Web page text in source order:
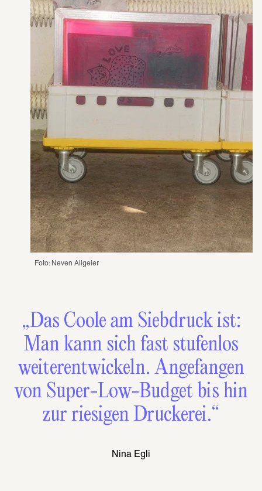
Foto: Neven Allgeier
„Das Coole am Siebdruck ist:
Man kann sich fast stufenlos
weiterentwickeln. Angefangen
von Super-Low-Budget bis hin
zur riesigen Druckerei.“
Nina Egli